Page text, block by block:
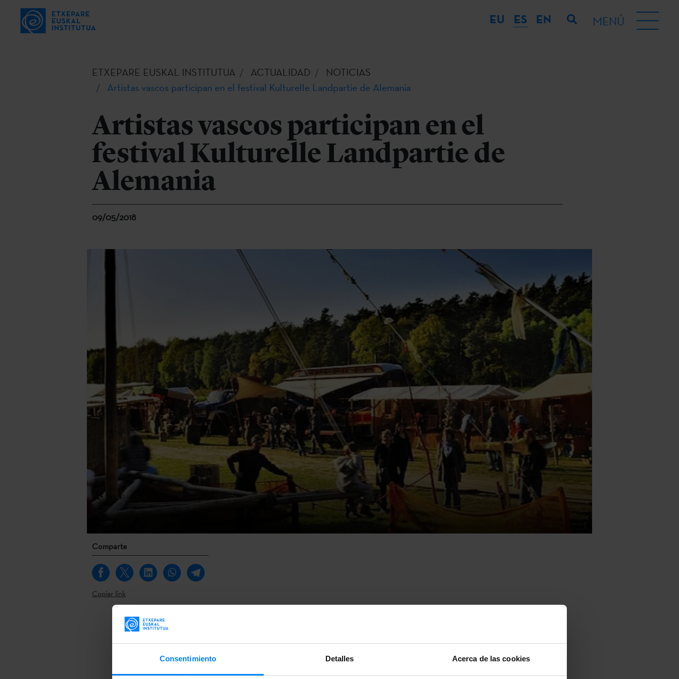
Consentimiento Detalles Acerca de las cookies
EU ES EN MENÚ
ETXEPARE EUSKAL INSTITUTUA ACTUALIDAD
NOTICIAS
Artistas vascos participan en el festival Kulturelle Landpartie de Alemania
Artistas vascos participan en el
festival Kulturelle Landpartie de
Alemania
09/05/2018
Comparte
Copiar link